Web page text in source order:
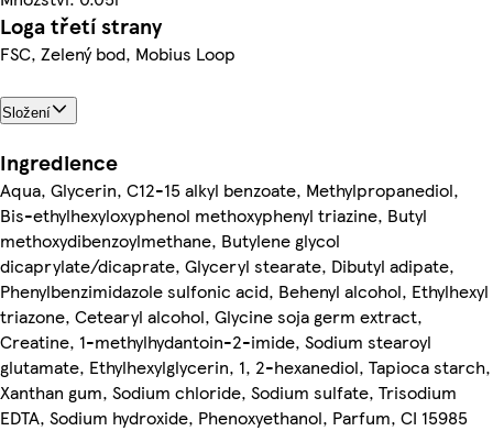
Loga třetí strany
FSC, Zelený bod, Mobius Loop
Složení
Ingredience
Aqua, Glycerin, C12-15 alkyl benzoate, Methylpropanediol,
Bis-ethylhexyloxyphenol methoxyphenyl triazine, Butyl
methoxydibenzoylmethane, Butylene glycol
dicaprylate/dicaprate, Glyceryl stearate, Dibutyl adipate,
Phenylbenzimidazole sulfonic acid, Behenyl alcohol, Ethylhexyl
triazone, Cetearyl alcohol, Glycine soja germ extract,
Creatine, 1-methylhydantoin-2-imide, Sodium stearoyl
glutamate, Ethylhexylglycerin, 1, 2-hexanediol, Tapioca starch,
Xanthan gum, Sodium chloride, Sodium sulfate, Trisodium
EDTA, Sodium hydroxide, Phenoxyethanol, Parfum, CI 15985